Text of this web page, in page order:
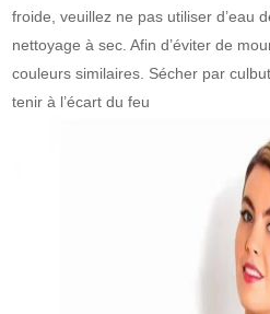
froide, veuillez ne pas utiliser d’eau
nettoyage à sec. Afin d’éviter de
couleurs similaires. Sécher par
tenir à l’écart du feu